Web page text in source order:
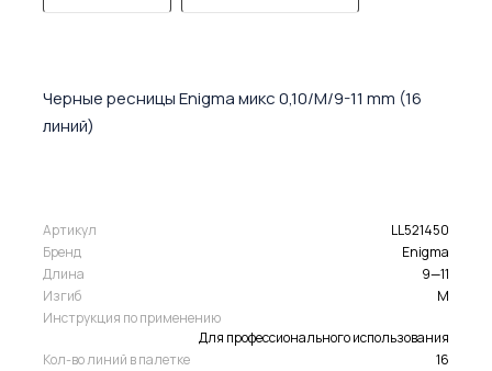
Черные ресницы Enigma микс 0,10/M/9-11 mm (16
линий)
Артикул
LL521450
Бренд
Enigma
Длина
9—11
Изгиб
M
Инструкция по применению
Для профессионального использования
Кол-во линий в палетке
16